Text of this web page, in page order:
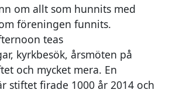
om allt som hunnits med
föreningen funnits.
teas
kyrkbesök, årsmöten på
och mycket mera. En
stiftet firade 1000 år 2014 och